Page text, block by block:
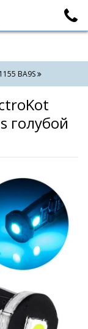
1155 BA9S
голубой